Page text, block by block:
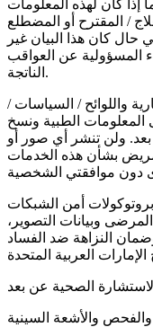
كان لهذه المعلومات
/ المقترح أو المضطلع
كان هذا البيان غير
المسؤولية عن العواقب
الناتجة.
واللوائح / السياسات /
المعلومات الطبية ونسخ
ولن تنشر أي صور أو
بشأن هذه الخدمات
أمن الشبكات
وبيانات التصوير،
النزاهة ضد الفساد
والأشعة السينية